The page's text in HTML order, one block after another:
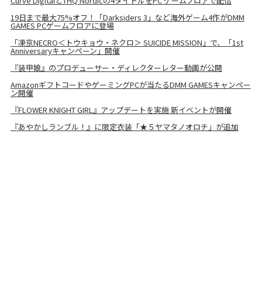
19日まで最大75%オフ！「Darksiders 3」など海外ゲーム4作がDMM
GAMES PCゲームフロアに登場
「凍京NECRO＜トウキョウ・ネクロ＞ SUICIDE MISSION」で、「1st
Anniversaryキャンペーン」開催
『装甲娘』のプロデューサー・ディレクターレター動画が公開
AmazonギフトコードやゲーミングPCが当たるDMM GAMESキャンペー
ン開催
『FLOWER KNIGHT GIRL』アップデートを実施 新イベントが開催
『あやかしランブル！』に限定衣装「★５ヤマタノオロチ」が追加